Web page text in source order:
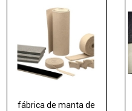
fábrica de manta de